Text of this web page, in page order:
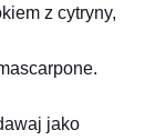
z cytryny,
jako